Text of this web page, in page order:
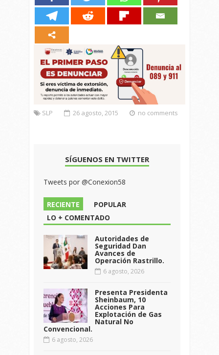
SLP 26 agosto, 2015 no comments
SÍGUENOS EN TWITTER
Tweets por @Conexion58
RECIENTE
POPULAR
LO + COMENTADO
Autoridades de
Seguridad Dan
Avances de
Operación Rastrillo.
6 agosto, 2026
Presenta Presidenta
Sheinbaum, 10
Acciones Para
Explotación de Gas
Natural No
Convencional.
6 agosto, 2026